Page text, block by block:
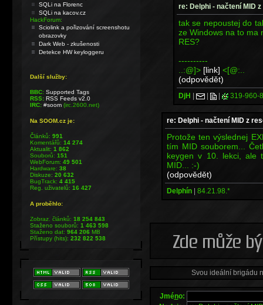
re: Delphi - načtení MID
tak se nepoustej do
ze Windows na to ma
RES?
----------
..:@]> [link] <[@:..
(odpovědět)
DjH | | | 319-960-
re: Delphi - načtení MID z
Protože ten výslednej
tím MID souborem...
keygen v 10. lekci, ale
MID... :-)
(odpovědět)
Delphín | 84.21.98.*
Svou ideální brigádu
Jméno:
SQLi na Florenc
SQLi na kacov.cz
HackForum:
Sciolink a pořizování screenshotu
obrazovky
Dark Web - zkušenosti
Detekce HW keyloggeru
Další služby:
BBC: Supported Tags
RSS: RSS Feeds v2.0
IRC: #soom(irc.2600.net)
Na SOOM.cz je:
Článků:991
Komentářů:14 274
Aktualit:1 862
Souborů:151
WebForum:49 501
Hardware:38
Diskuze:20 632
BugTrack:4 415
Reg. uživatelů:16 427
A proběhlo:
Zobraz. článků:18 254 843
Staženo souborů:1 463 598
Staženo dat:964 206MB
Přístupy (hits):232 822 538